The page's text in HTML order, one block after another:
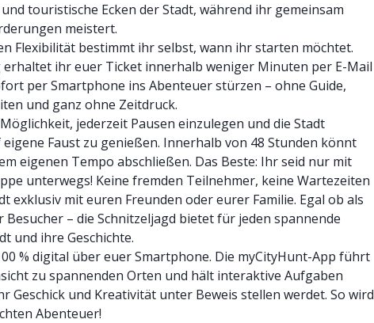
touristische Ecken der Stadt, während ihr gemeinsam
meistert.
Flexibilität bestimmt ihr selbst, wann ihr starten möchtet.
erhaltet ihr euer Ticket innerhalb weniger Minuten per E-Mail
per Smartphone ins Abenteuer stürzen – ohne Guide,
und ganz ohne Zeitdruck.
jederzeit Pausen einzulegen und die Stadt
Faust zu genießen. Innerhalb von 48 Stunden könnt
eigenen Tempo abschließen. Das Beste: Ihr seid nur mit
unterwegs! Keine fremden Teilnehmer, keine Wartezeiten
exklusiv mit euren Freunden oder eurer Familie. Egal ob als
Besucher – die Schnitzeljagd bietet für jeden spannende
und ihre Geschichte.
% digital über euer Smartphone. Die myCityHunt-App führt
zu spannenden Orten und hält interaktive Aufgaben
Geschick und Kreativität unter Beweis stellen werdet. So wird
Abenteuer!